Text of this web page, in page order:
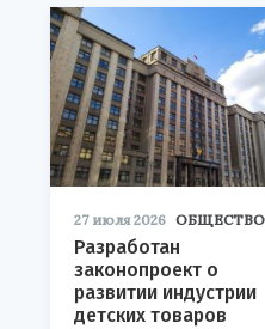
27 июля 2026 ОБЩЕСТВО
Разработан
законопроект о
развитии индустрии
детских товаров